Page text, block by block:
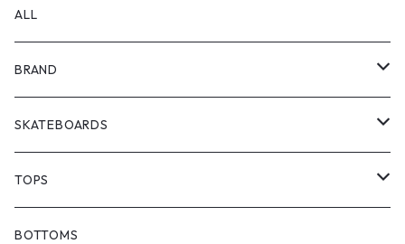
ALL
BRAND
ANTIZ SKATEBOARDS
BARF COMICS
BONJOUR URETHANE
SKATEBOARDS
DECK
TRUCKS
TOPS
JACKETS
BOTTOMS